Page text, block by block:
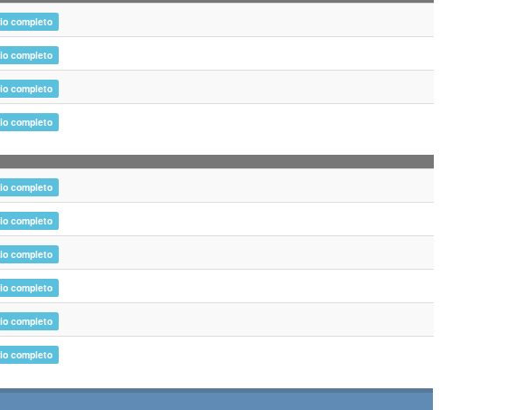
completo
completo
completo
completo
completo
completo
completo
completo
completo
completo